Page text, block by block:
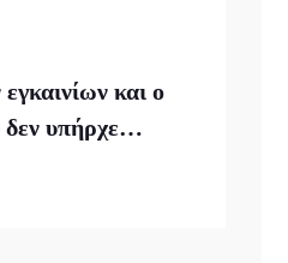
και ο
δεν υπήρχε…